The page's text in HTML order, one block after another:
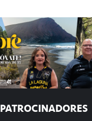
PATROCINADORES